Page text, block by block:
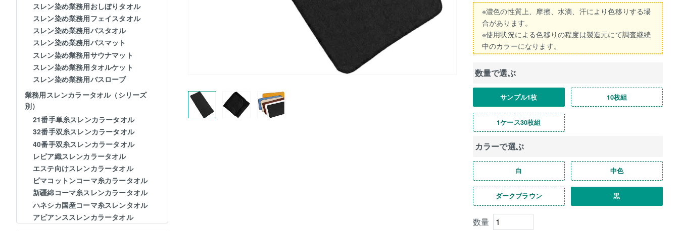
スレン染め業務用おしぼりタオル
スレン染め業務用フェイスタオル
スレン染め業務用バスタオル
スレン染め業務用バスマット
スレン染め業務用サウナマット
スレン染め業務用タオルケット
スレン染め業務用バスローブ
業務用スレンカラータオル（シリーズ
別）
21番手単糸スレンカラータオル
32番手双糸スレンカラータオル
40番手双糸スレンカラータオル
レピア織スレンカラータオル
エステ向けスレンカラータオル
ピマコットンコーマ糸カラータオル
新疆綿コーマ糸スレンカラータオル
ハネシカ国産コーマ糸スレンタオル
アビアンススレンカラータオル
※濃色の性質上、摩擦、水滴、汗により色移りする場
合があります。
※使用状況による色移りの程度は製造元にて調査継続
中のカラーになります。
数量で選ぶ
サンプル1枚 10枚組
1ケース30枚組
カラーで選ぶ
白 中色
ダークブラウン 黒